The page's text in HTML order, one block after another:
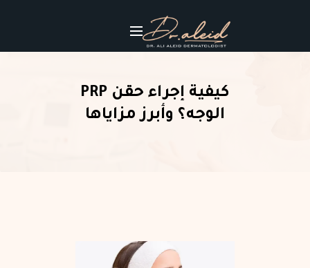
كيفية إجراء حقن PRP
الوجه؟ وأبرز مزاياها